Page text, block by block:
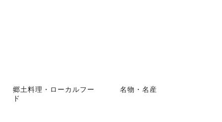
郷土料理・ローカルフー
ド
名物・名産